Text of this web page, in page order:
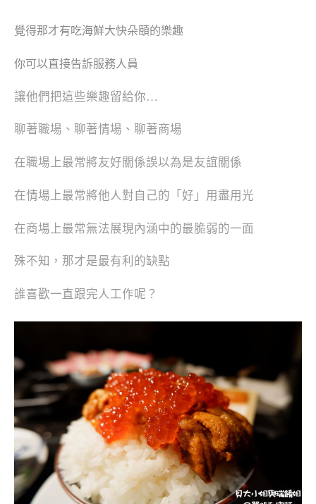
覺得那才有吃海鮮大快朵頤的樂趣
你可以直接告訴服務人員
讓他們把這些樂趣留給你…
聊著職場、聊著情場、聊著商場
在職場上最常將友好關係誤以為是友誼關係
在情場上最常將他人對自己的「好」用盡用光
在商場上最常無法展現內涵中的最脆弱的一面
殊不知，那才是最有利的缺點
誰喜歡一直跟完人工作呢？